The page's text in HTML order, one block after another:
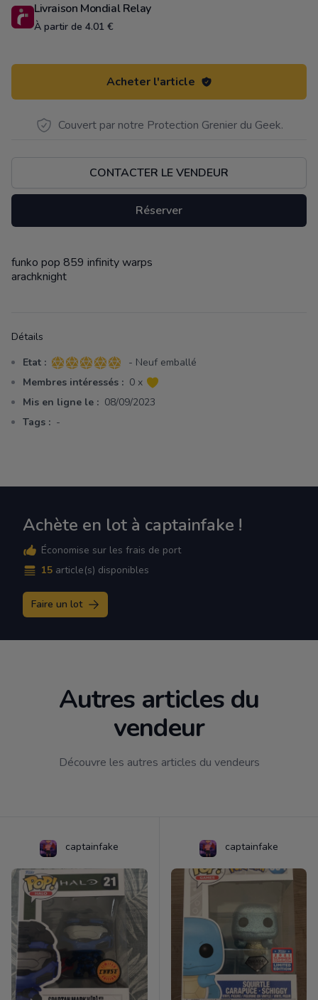
Livraison Mondial Relay
À partir de 4.01 €
Acheter l'article
Couvert par notre Protection Grenier du Geek.
CONTACTER LE VENDEUR
Réserver
Description
funko pop 859 infinity warps
arachknight
Détails
Etat : 5 sur 5 étoiles
- Neuf emballé
Membres intéressés : 0 x
Mis en ligne le : 08/09/2023
Tags : -
Achète en lot à captainfake !
Économise sur les frais de port
15 article(s) disponibles
Faire un lot
Autres articles du
vendeur
Découvre les autres articles du vendeurs
captainfake captainfake